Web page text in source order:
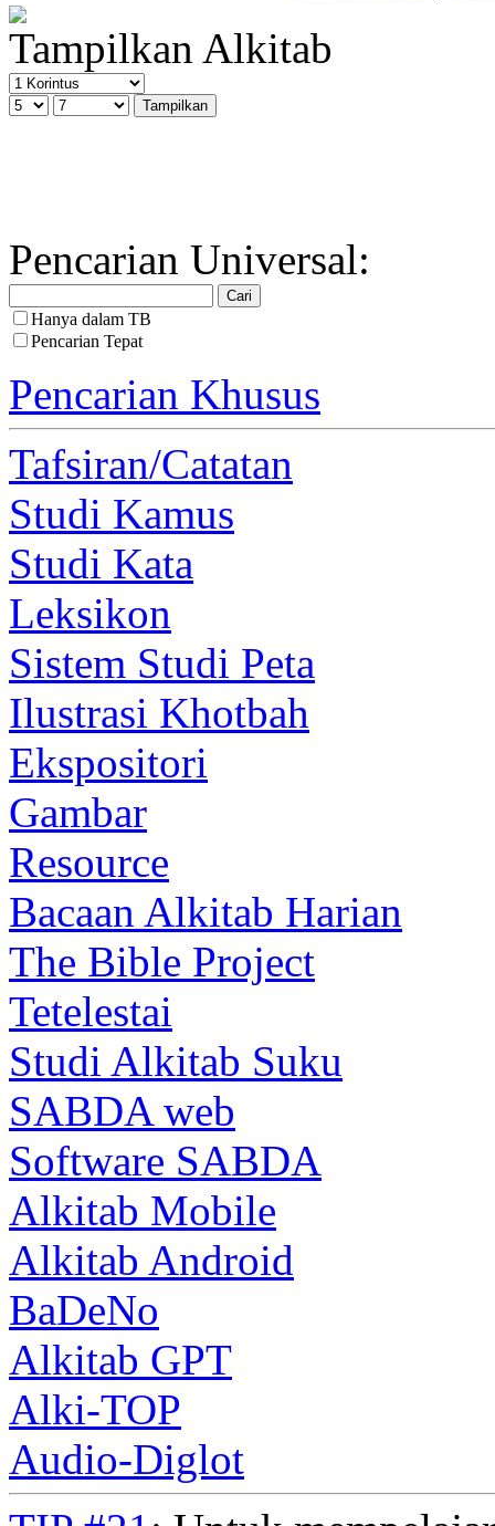
Tampilkan Alkitab
Pencarian Universal:
Hanya dalam TB
Pencarian Tepat
Pencarian Khusus
Tafsiran/Catatan
Studi Kamus
Studi Kata
Leksikon
Sistem Studi Peta
Ilustrasi Khotbah
Ekspositori
Gambar
Resource
Bacaan Alkitab Harian
The Bible Project
Tetelestai
Studi Alkitab Suku
SABDA web
Software SABDA
Alkitab Mobile
Alkitab Android
BaDeNo
Alkitab GPT
Alki-TOP
Audio-Diglot